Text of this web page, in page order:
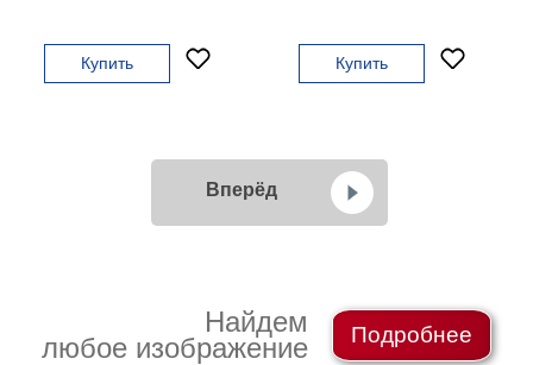
Купить Купить
Вперёд
Найдем
любое изображение
Подробнее